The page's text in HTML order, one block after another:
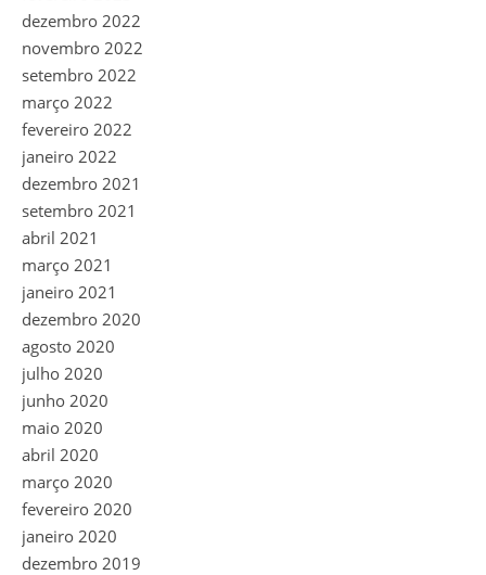
dezembro 2022
novembro 2022
setembro 2022
março 2022
fevereiro 2022
janeiro 2022
dezembro 2021
setembro 2021
abril 2021
março 2021
janeiro 2021
dezembro 2020
agosto 2020
julho 2020
junho 2020
maio 2020
abril 2020
março 2020
fevereiro 2020
janeiro 2020
dezembro 2019